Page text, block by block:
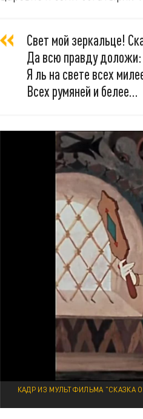
Свет мой зеркальце!
Да всю правду доложи:
Я ль на свете всех
Всех румяней и белее…
КАДР ИЗ МУЛЬТФИЛЬМА "СКАЗКА